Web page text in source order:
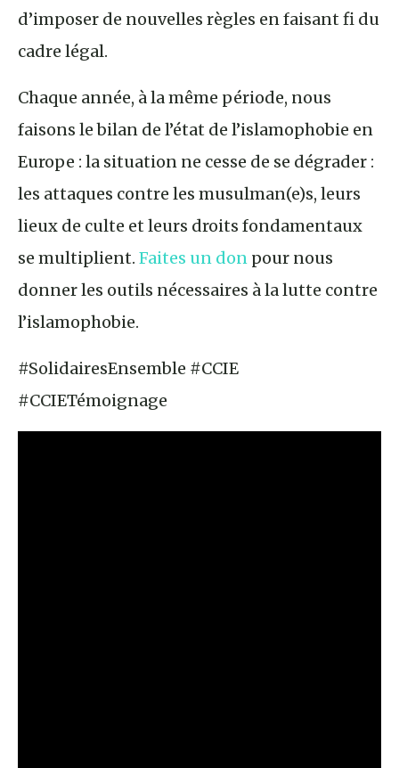
d’imposer de nouvelles règles en faisant fi du
cadre légal.
Chaque année, à la même période, nous
faisons le bilan de l’état de l’islamophobie en
Europe : la situation ne cesse de se dégrader :
les attaques contre les musulman(e)s, leurs
lieux de culte et leurs droits fondamentaux
se multiplient. Faites un don pour nous
donner les outils nécessaires à la lutte contre
l’islamophobie.
#SolidairesEnsemble #CCIE
#CCIETémoignage